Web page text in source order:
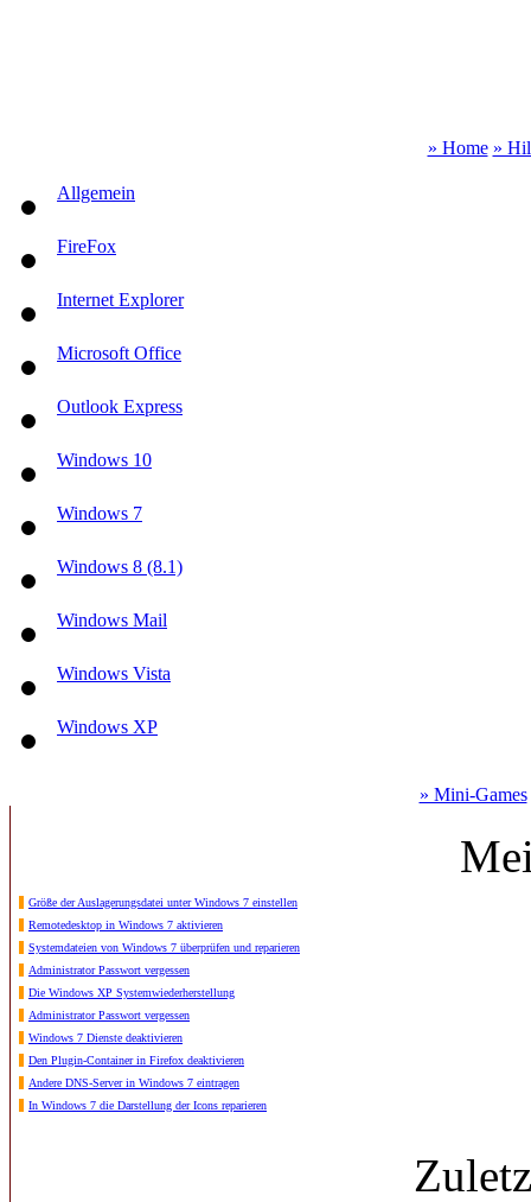
» Home »
Allgemein
FireFox
Internet Explorer
Microsoft Office
Outlook Express
Windows 10
Windows 7
Windows 8 (8.1)
Windows Mail
Windows Vista
Windows XP
» Mini-Games
Größe der Auslagerungsdatei unter Windows 7 einstellen
Remotedesktop in Windows 7 aktivieren
Systemdateien von Windows 7 überprüfen und reparieren
Administrator Passwort vergessen
Die Windows XP Systemwiederherstellung
Administrator Passwort vergessen
Windows 7 Dienste deaktivieren
Den Plugin-Container in Firefox deaktivieren
Andere DNS-Server in Windows 7 eintragen
In Windows 7 die Darstellung der Icons reparieren